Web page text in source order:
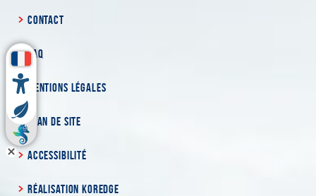
CONTACT
FAQ
MENTIONS LÉGALES
PLAN DE SITE
ACCESSIBILITÉ
RÉALISATION KOREDGE